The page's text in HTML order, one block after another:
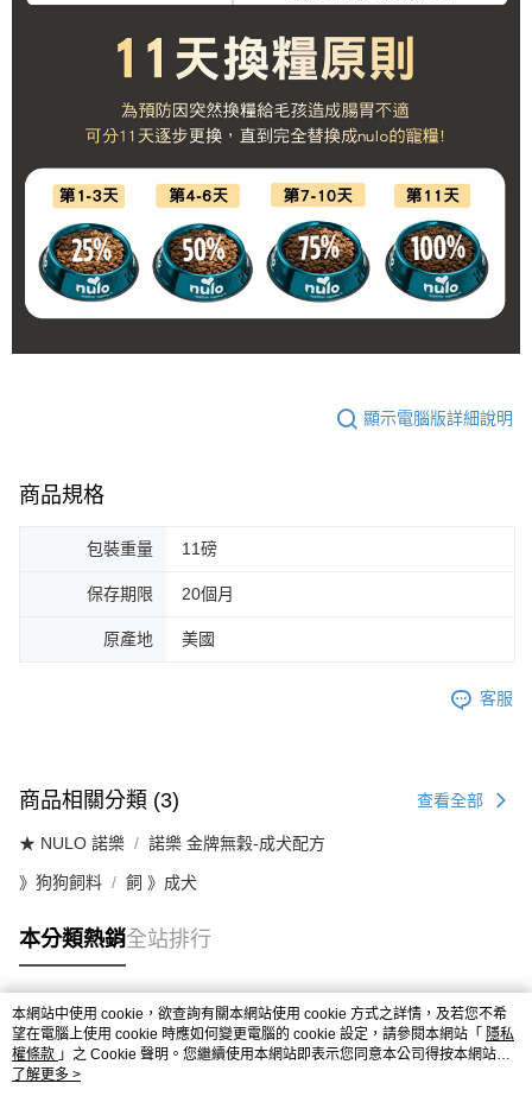
顯示電腦版詳細說明
商品規格
包裝重量 11磅
保存期限 20個月
原產地 美國
客服
商品相關分類 (3) 查看全部
★ NULO 諾樂 諾樂 金牌無穀-成犬配方
》狗狗飼料 飼 》成犬
本分類熱銷全站排行
熱門標籤
本網站中使用 cookie，欲查詢有關本網站使用 cookie 方式之詳情，及若您不希
望在電腦上使用 cookie 時應如何變更電腦的 cookie 設定，請參閱本網站「 隱私
權條款 」之 Cookie 聲明。您繼續使用本網站即表示您同意本公司得按本網站使
用條款之 Cookie 聲明使用 cookie。
了解更多 >